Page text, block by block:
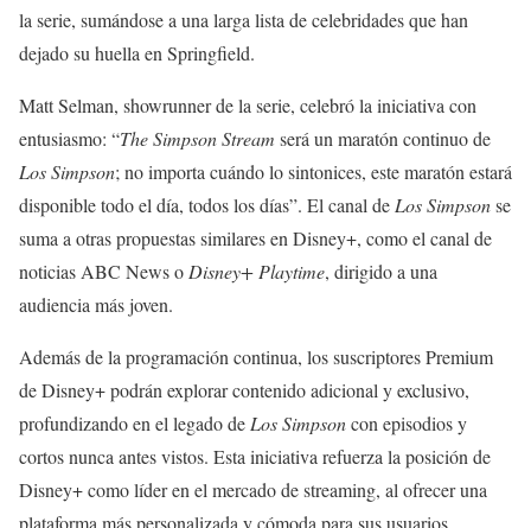
la serie, sumándose a una larga lista de celebridades que han
dejado su huella en Springfield.
Matt Selman, showrunner de la serie, celebró la iniciativa con
entusiasmo: “The Simpson Stream será un maratón continuo de
Los Simpson; no importa cuándo lo sintonices, este maratón estará
disponible todo el día, todos los días”. El canal de Los Simpsonse
suma a otras propuestas similares en Disney+, como el canal de
noticias ABC News o Disney+ Playtime, dirigido a una
audiencia más joven.
Además de la programación continua, los suscriptores Premium
de Disney+ podrán explorar contenido adicional y exclusivo,
profundizando en el legado de Los Simpsoncon episodios y
cortos nunca antes vistos. Esta iniciativa refuerza la posición de
Disney+ como líder en el mercado de streaming, al ofrecer una
plataforma más personalizada y cómoda para sus usuarios.